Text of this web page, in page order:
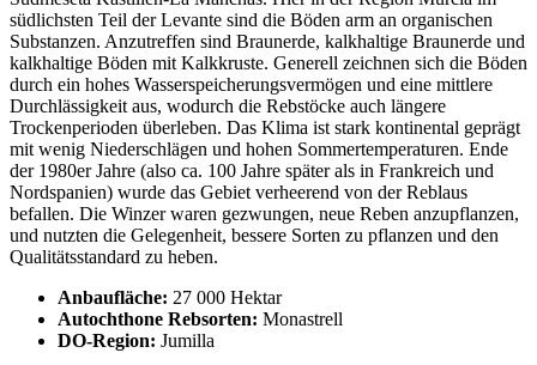
südlichsten Teil der Levante sind die Böden arm an organischen
Substanzen. Anzutreffen sind Braunerde, kalkhaltige Braunerde und
kalkhaltige Böden mit Kalkkruste. Generell zeichnen sich die Böden
durch ein hohes Wasserspeicherungsvermögen und eine mittlere
Durchlässigkeit aus, wodurch die Rebstöcke auch längere
Trockenperioden überleben. Das Klima ist stark kontinental geprägt
mit wenig Niederschlägen und hohen Sommertemperaturen. Ende
der 1980er Jahre (also ca. 100 Jahre später als in Frankreich und
Nordspanien) wurde das Gebiet verheerend von der Reblaus
befallen. Die Winzer waren gezwungen, neue Reben anzupflanzen,
und nutzten die Gelegenheit, bessere Sorten zu pflanzen und den
Qualitätsstandard zu heben.
Anbaufläche: 27 000 Hektar
Autochthone Rebsorten: Monastrell
DO-Region: Jumilla